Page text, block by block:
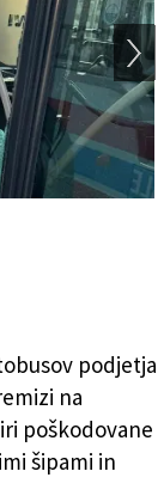
podjetja
na
poškodovane
šipami in